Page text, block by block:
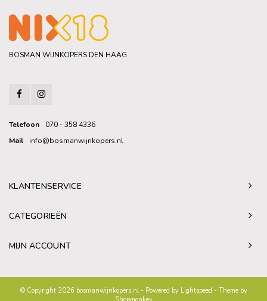
BOSMAN WIJNKOPERS DEN HAAG
Telefoon
070 - 358 4336
Mail
info@bosmanwijnkopers.nl
KLANTENSERVICE
CATEGORIEËN
MIJN ACCOUNT
© Copyright 2026 bosmanwijnkopers.nl - Powered by Lightspeed - Theme by